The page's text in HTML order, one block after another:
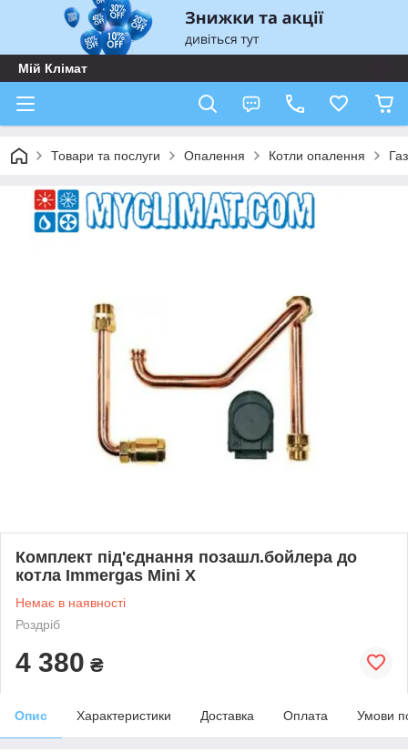
Мій Клімат
Товари та послуги Опалення Котли опалення
Комплект під'єднання позашл.бойлера до
котла Immergas Mini X
Немає в наявності
Роздріб
4 380 ₴
Опис Характеристики Доставка Оплата Умови